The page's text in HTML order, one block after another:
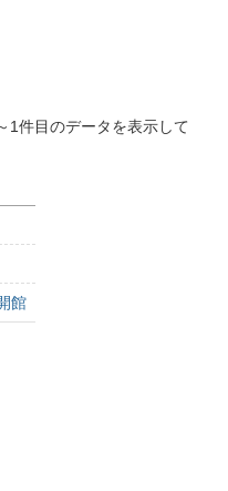
1件目のデータを表示して
館